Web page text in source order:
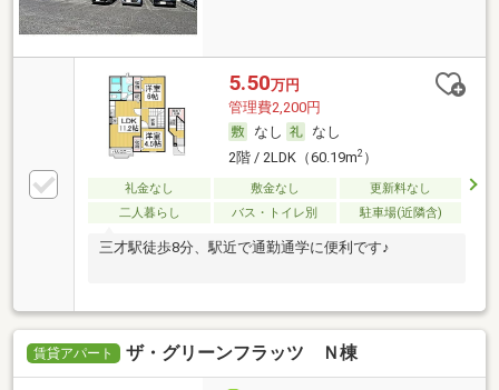
5.50万円
管理費2,200円
なし
なし
2階 / 2LDK（60.19m2）
礼金なし 敷金なし
更新料なし
二人暮らし
バス・トイレ別 駐車場(近隣含)
三才駅徒歩8分、駅近で通勤通学に便利です♪
賃貸アパート ザ・グリーンフラッツ Ｎ棟